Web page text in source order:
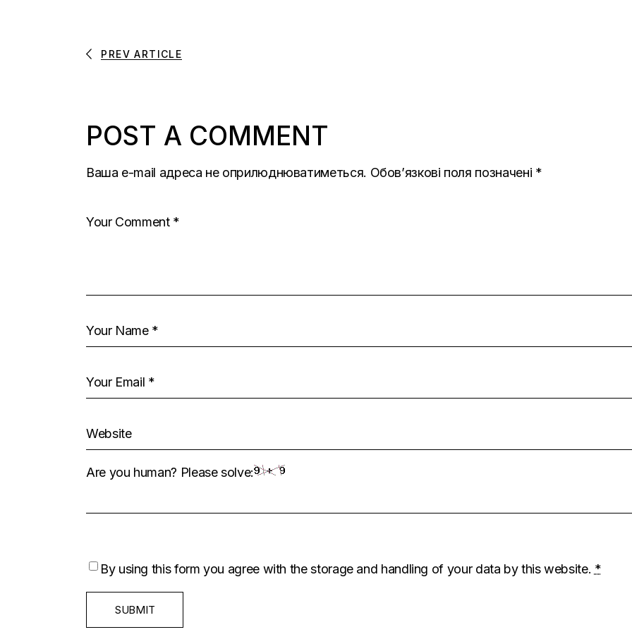
PREV ARTICLE
POST A COMMENT
Ваша e-mail адреса не оприлюднюватиметься. Обов’язкові поля позначені *
Are you human? Please solve:
By using this form you agree with the storage and handling of your data by this website. *
SUBMIT